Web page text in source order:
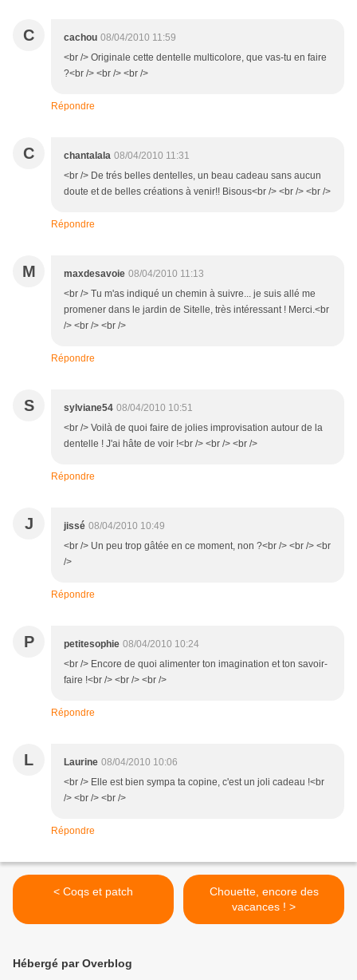
C cachou 08/04/2010 11:59
<br /> Originale cette dentelle multicolore, que vas-tu en faire
?<br /> <br /> <br />
Répondre
C chantalala 08/04/2010 11:31
<br /> De trés belles dentelles, un beau cadeau sans aucun
doute et de belles créations à venir!! Bisous<br /> <br /> <br />
Répondre
M maxdesavoie 08/04/2010 11:13
<br /> Tu m'as indiqué un chemin à suivre... je suis allé me
promener dans le jardin de Sitelle, très intéressant ! Merci.<br
/> <br /> <br />
Répondre
S sylviane54 08/04/2010 10:51
<br /> Voilà de quoi faire de jolies improvisation autour de la
dentelle ! J'ai hâte de voir !<br /> <br /> <br />
Répondre
J jissé 08/04/2010 10:49
<br /> Un peu trop gâtée en ce moment, non ?<br /> <br /> <br
/>
Répondre
P petitesophie 08/04/2010 10:24
<br /> Encore de quoi alimenter ton imagination et ton savoir-
faire !<br /> <br /> <br />
Répondre
L Laurine 08/04/2010 10:06
<br /> Elle est bien sympa ta copine, c'est un joli cadeau !<br
/> <br /> <br />
Répondre
< Coqs et patch
Chouette, encore des
vacances ! >
Hébergé par Overblog